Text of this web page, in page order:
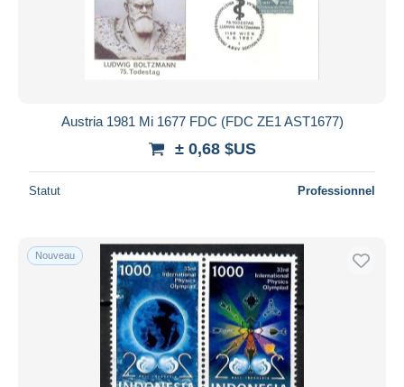
Austria 1981 Mi 1677 FDC (FDC ZE1 AST1677)
± 0,68 $US
Statut Professionnel
Nouveau